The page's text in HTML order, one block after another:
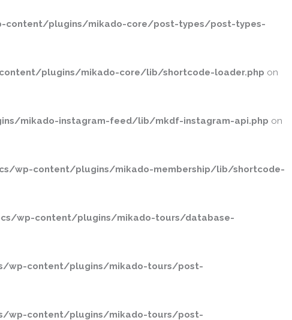
content/plugins/mikado-core/post-types/post-types-
plugins/mikado-core/lib/shortcode-loader.php on
mikado-instagram-feed/lib/mkdf-instagram-api.php on
wp-content/plugins/mikado-membership/lib/shortcode-
wp-content/plugins/mikado-tours/database-
wp-content/plugins/mikado-tours/post-
wp-content/plugins/mikado-tours/post-